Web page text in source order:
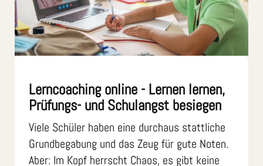
Lerncoaching online - Lernen lernen,
Prüfungs- und Schulangst besiegen
Viele Schüler haben eine durchaus stattliche
Grundbegabung und das Zeug für gute Noten.
Aber: Im Kopf herrscht Chaos, es gibt keine